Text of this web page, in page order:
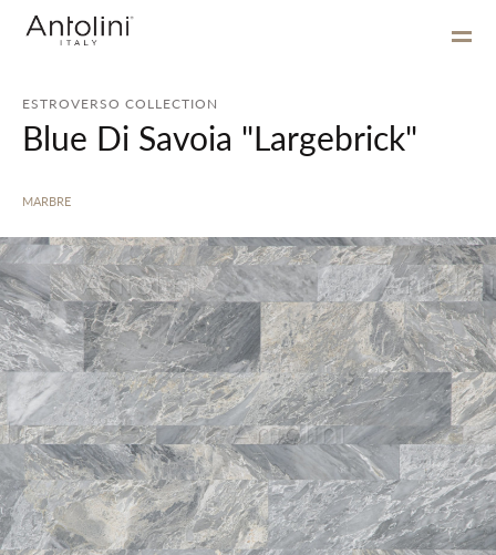
ESTROVERSO COLLECTION
Blue Di Savoia "Largebrick"
MARBRE